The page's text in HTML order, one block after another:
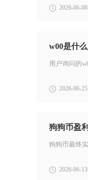
2026-06-08
w00是什
2026-06-25
狗狗币盈
2026-06-13